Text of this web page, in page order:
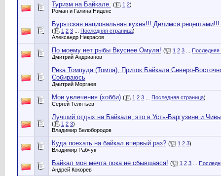
Туризм на Байкале. ( 1 2)
Роман и Галина Ниденс
Бурятская национальная кухня!!! Делимся рецептами!!!
( 1 2 3 Последняя страница)
Александр Некрасов
По моему нет рыбы Вкуснее Омуля! ( 1 2 3
Последняя
Дмитрий Андрианов
Река Томпуда (Томпа), Приток Байкала Северо-
Собираюсь
Дмитрий Моргаев
Мои увлечения (хобби) ( 1 2 3 Последняя страница)
Сергей Телятьев
Лучший отдых на Байкале, это в Усть-Баргузине и
( 1 2 3)
Владимир Белобородов
Куда поехать на байкал впервый раз? ( 1 2 3)
Владимир Рабчук
Байкал моя мечта пока не сбывшаяся! ( 1 2 3
Андрей Кокорев